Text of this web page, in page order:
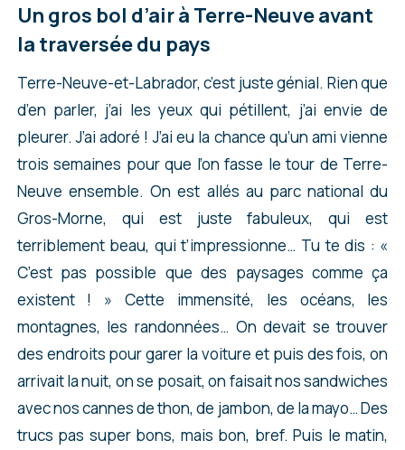
Un gros bol d’air à Terre-Neuve avant
la traversée du pays
Terre-Neuve-et-Labrador, c’est juste génial. Rien que
d’en parler, j’ai les yeux qui pétillent, j’ai envie de
pleurer. J’ai adoré ! J’ai eu la chance qu’un ami vienne
trois semaines pour que l’on fasse le tour de Terre-
Neuve ensemble. On est allés au parc national du
Gros-Morne, qui est juste fabuleux, qui est
terriblement beau, qui t’impressionne… Tu te dis : «
C’est pas possible que des paysages comme ça
existent ! » Cette immensité, les océans, les
montagnes, les randonnées… On devait se trouver
des endroits pour garer la voiture et puis des fois, on
arrivait la nuit, on se posait, on faisait nos sandwiches
avec nos cannes de thon, de jambon, de la mayo… Des
trucs pas super bons, mais bon, bref. Puis le matin,